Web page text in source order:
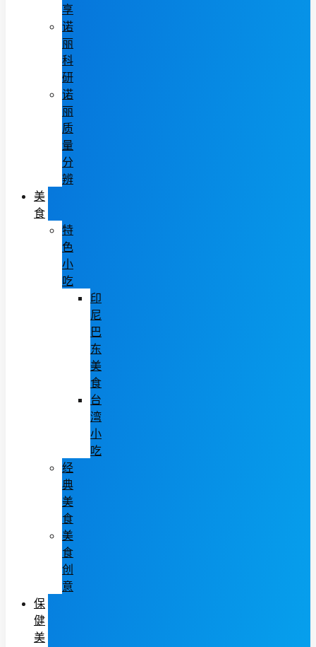
享
诺
丽
科
研
诺
丽
质
量
分
辨
美
食
特
色
小
吃
印
尼
巴
东
美
食
台
湾
小
吃
经
典
美
食
美
食
创
意
保
健
美